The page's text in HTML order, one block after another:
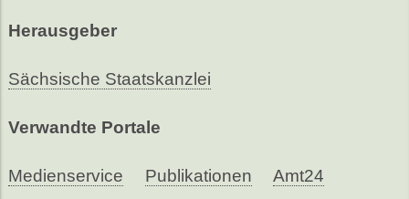
Herausgeber
Sächsische Staatskanzlei
Verwandte Portale
Medienservice Publikationen Amt24